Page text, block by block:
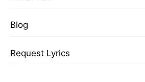
Blog
Request Lyrics